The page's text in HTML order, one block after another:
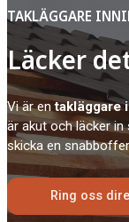
TAKLÄGGARE
Läcker
Vi är entakläggare
är akut och läcker in
skicka en
Ring oss